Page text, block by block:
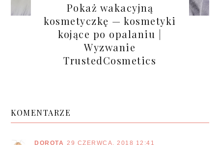
Pokaż wakacyjną
kosmetyczkę — kosmetyki
kojące po opalaniu |
Wyzwanie
TrustedCosmetics
KOMENTARZE
DOROTA 29 CZERWCA, 2018 12:41